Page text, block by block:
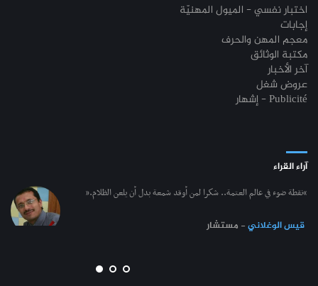
اختبار نفسي - الميول المهنيّة
إجابات
معجم المهن والحرف
مكتبة الوثائق
آخر الأخبار
عروض شغل
إشهار - Publicité
آراء القراء
“نقطة ضوء في عالم العتمة.. شكرا لمن أوقد شمعة بدل أن يلعن الظلام.”
قيس الوغلاني- مستشار